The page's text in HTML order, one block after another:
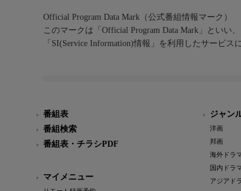
Official Program Data Mark（公式番組情報マーク）
このマークは「Official Program Data Mark」といい
「SI(Service Information)情報」を利用したサービス
番組表
番組検索
番組表・チラシPDF
マイメニュー
ジャン
洋画
邦画
海外ドラ
国内ドラ
アジアド